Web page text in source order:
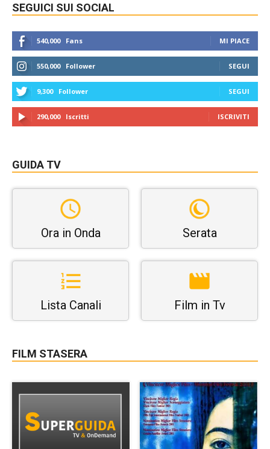
SEGUICI SUI SOCIAL
540,000 Fans MI PIACE
550,000 Follower SEGUI
9,300 Follower SEGUI
290,000 Iscritti ISCRIVITI
GUIDA TV
Ora in Onda Serata
Lista Canali Film in Tv
FILM STASERA